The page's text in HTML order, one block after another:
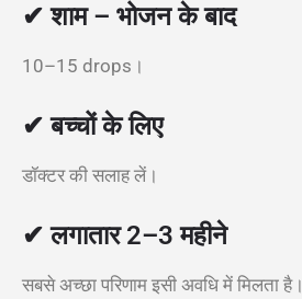
✔ शाम – भोजन के बाद
10–15 drops।
✔ बच्चों के लिए
डॉक्टर की सलाह लें।
✔ लगातार 2–3 महीने
सबसे अच्छा परिणाम इसी अवधि में मिलता है।